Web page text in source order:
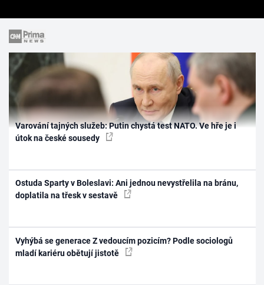
Varování tajných služeb: Putin chystá test NATO. Ve hře je i
útok na české sousedy
Ostuda Sparty v Boleslavi: Ani jednou nevystřelila na bránu,
doplatila na třesk v sestavě
Vyhýbá se generace Z vedoucím pozicím? Podle sociologů
mladí kariéru obětují jistotě